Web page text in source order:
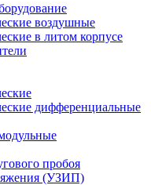
воздушные
в литом корпусе
дифференциальные
пробоя
(УЗИП)